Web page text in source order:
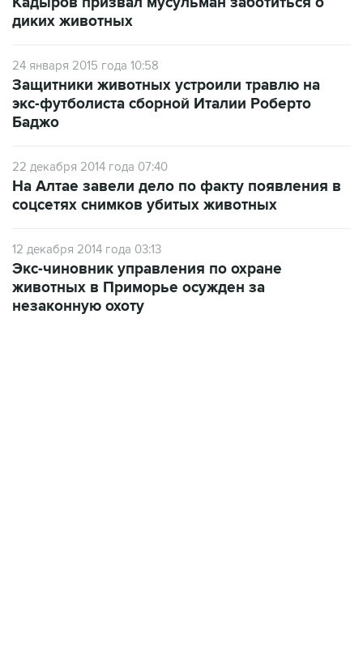
диких животных
24 января 2015 года 10:58
Защитники животных устроили травлю на
экс-футболиста сборной Италии Роберто
Баджо
22 декабря 2014 года 07:40
На Алтае завели дело по факту появления в
соцсетях снимков убитых животных
12 декабря 2014 года 03:13
Экс-чиновник управления по охране
животных в Приморье осужден за
незаконную охоту